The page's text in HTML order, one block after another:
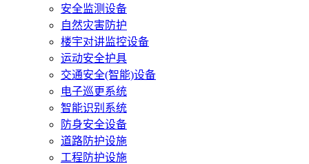
安全监测设备
自然灾害防护
楼宇对讲监控设备
运动安全护具
交通安全(智能)设备
电子巡更系统
智能识别系统
防身安全设备
道路防护设施
工程防护设施